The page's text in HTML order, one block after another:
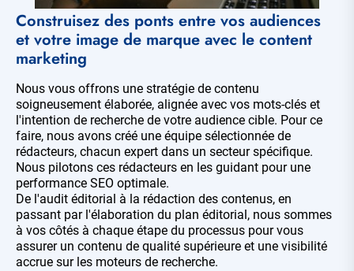
Construisez des ponts entre vos audiences
et votre image de marque avec le content
marketing
Nous vous offrons une stratégie de contenu
soigneusement élaborée, alignée avec vos mots-clés et
l'intention de recherche de votre audience cible. Pour ce
faire, nous avons créé une équipe sélectionnée de
rédacteurs, chacun expert dans un secteur spécifique.
Nous pilotons ces rédacteurs en les guidant pour une
performance SEO optimale.
De l'audit éditorial à la rédaction des contenus, en
passant par l'élaboration du plan éditorial, nous sommes
à vos côtés à chaque étape du processus pour vous
assurer un contenu de qualité supérieure et une visibilité
accrue sur les moteurs de recherche.